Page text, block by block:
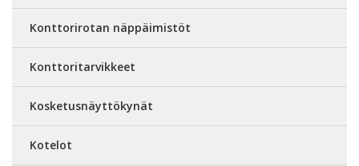
Konttorirotan näppäimistöt
Konttoritarvikkeet
Kosketusnäyttökynät
Kotelot